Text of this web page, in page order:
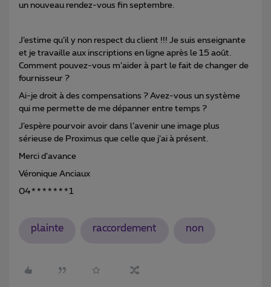
un nouveau rendez-vous fin septembre.
J’estime qu’il y non respect du client !!! Je suis enseignante
et je travaille aux inscriptions en ligne après le 15 août.
Comment pouvez-vous m’aider à part le fait de changer de
fournisseur ?
Ai-je droit à des compensations ? Avez-vous un système
qui me permette de me dépanner entre temps ?
J’espère pourvoir avoir dans l’avenir une image plus
sérieuse de Proximus que celle que j’ai à présent.
Merci d’avance
Véronique Anciaux
04*******1
plainte raccordement non